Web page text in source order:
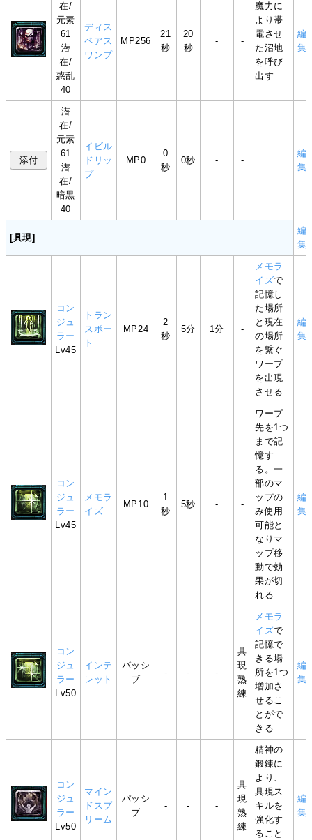
在/
元素
61
潜
在/
惑乱
40
ディス
ペアス
ワンプ
MP256
21
秒
20
秒
- -
魔力に
より帯
電させ
た沼地
を呼び
出す
編
集
潜
在/
元素
61
潜
在/
暗黒
40
イビル
ドリッ
プ
MP0
0
秒
0秒 - -
編
集
[具現]
編
集
コン
ジュ
ラー
Lv45
トラン
スポー
ト
MP24
2
秒
5分 1分 -
メモラ
イズで
記憶し
た場所
と現在
の場所
を繋ぐ
ワープ
を出現
させる
編
集
コン
ジュ
ラー
Lv45
メモラ
イズ
MP10
1
秒
5秒 - -
ワープ
先を1つ
まで記
憶す
る。一
部のマ
ップの
み使用
可能と
なりマ
ップ移
動で効
果が切
れる
編
集
コン
ジュ
ラー
Lv50
インテ
レット
パッシ
ブ
- - -
具
現
熟
練
メモラ
イズで
記憶で
きる場
所を1つ
増加さ
せるこ
とがで
きる
編
集
コン
ジュ
ラー
Lv50
マイン
ドスプ
リーム
パッシ
ブ
- - -
具
現
熟
練
精神の
鍛錬に
より、
具現ス
キルを
強化す
ること
編
集